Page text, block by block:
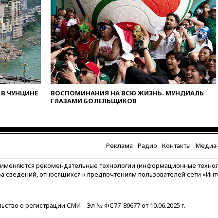
16:45 «Яблоко» подаст иск к
депутату Госдумы Алексею
Журавлеву
16:35Мельникова и еще
шесть гимнастов сборной
России не получили визы на
ЧЕ
16:16Движение по
Крымскому мосту
перекрывали второй раз за
16:00Создатели пирамиды
АФК «Наследие» получили от
шести до 12 лет колонии
15:45Верховный суд 10
августа рассмотрит иск о
снятии «Яблока» с выборов
15:35Четыре человека
складе с красками в Брянске
ЧУНЦИНЕ
ВОСПОМИНАНИЯ НА ВСЮ ЖИЗНЬ. МУНДИАЛЬ
ГЛАЗАМИ БОЛЕЛЬЩИКОВ
Реклама Радио Контакты
рекомендательные технологии (информационные
сведений, относящихся к предпочтениям пользователей сети
о регистрации СМИ Эл № ФС77-89677 от 10.06.2025 г.